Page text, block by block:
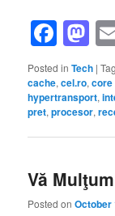
Posted in Tech |
cache,cel.ro,core
hypertransport,
pret,procesor,
Vă
Posted onOctober